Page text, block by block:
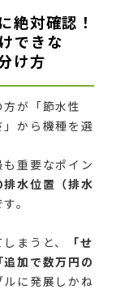
絶対確認！
できな
け方
が「節水性
から機種を選
重要なポイン
排水位置（排水
。
まうと、
「せ
加で数万円の
ルに発展しかね